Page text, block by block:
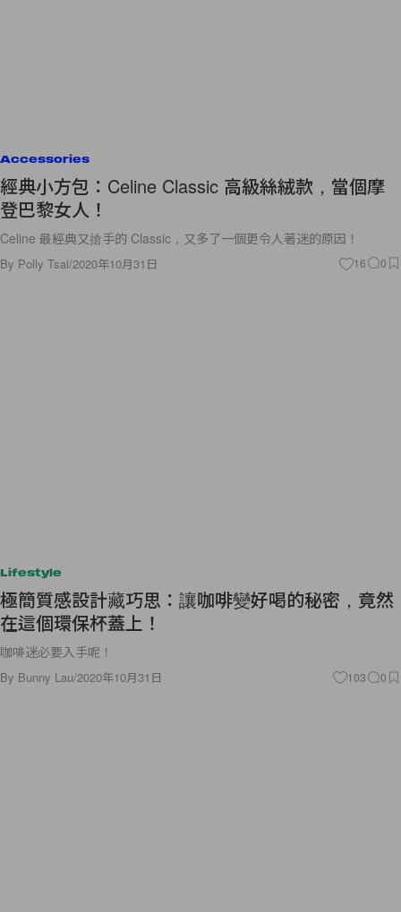
Accessories
經典小方包：Celine Classic 高級絲絨款，當個摩
登巴黎女人！
Celine 最經典又搶手的 Classic，又多了一個更令人著迷的原因！
By Polly Tsai/2020年10月31日 16 0
Lifestyle
極簡質感設計藏巧思：讓咖啡變好喝的秘密，竟然
在這個環保杯蓋上！
咖啡迷必要入手呢！
By Bunny Lau/2020年10月31日 103 0